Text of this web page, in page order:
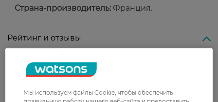
Страна-производитель: Франция.
Рейтинг и отзывы
0
З 0 відгуків
0 відгуків
Мы используем файлы Cookie, чтобы обеспечить